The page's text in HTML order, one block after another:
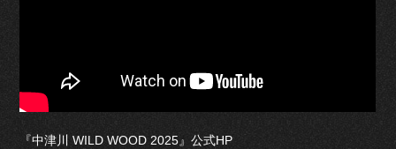
『中津川 WILD WOOD 2025』公式HP